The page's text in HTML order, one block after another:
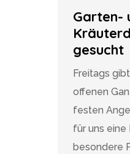
Garten-
gesucht
Freitags
offenen
festen
für uns
besondere